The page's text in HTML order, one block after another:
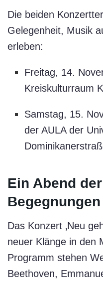
Die beiden
Gelegenheit, Musik
erleben:
Freitag, 14.
Kreiskulturraum
Samstag, 15.
der AULA der
Ein Abend
Begegnungen
Das Konzert ‚Neu
neuer Klänge in den
Programm stehen
Beethoven,